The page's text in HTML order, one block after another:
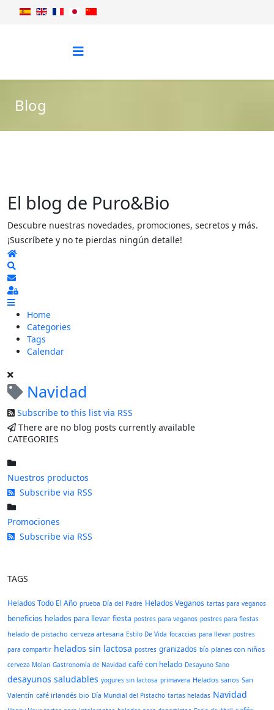
Blog
El blog de Puro&Bio
Descubre nuestras novedades, promociones, secretos y más.
¡Suscríbete y no te pierdas ningún detalle!
Home
Subscribe to blog
Sign In
Home
Categories
Tags
Calendar
Navidad
Subscribe to this list via RSS
There are no blog posts currently available
CATEGORIES
Nuestros productos
Subscribe via RSS
Promociones
Subscribe via RSS
TAGS
Helados Todo El Año prueba Día del Padre Helados Veganos tartas para veganos
beneficios helados para llevar fiesta postres para veganos postres para fiestas
helado de pistacho cerveza artesana Estilo De Vida focaccias para llevar postres
para compartir helados sin lactosa postres granizados bío planes con niños
cerveza Molan Gastronomía de Navidad café con helado Desayuno Sano
desayunos saludables yogures sin lactosa primavera Helados sanos San
Valentín café irlandés bio Día Mundial del Pistacho tartas heladas Navidad